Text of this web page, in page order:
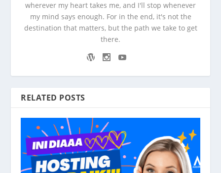
wherever my heart takes me, and I'll stop whenever
my mind says enough. For in the end, it's not the
destination that matters, but the path we take to get
there.
RELATED POSTS